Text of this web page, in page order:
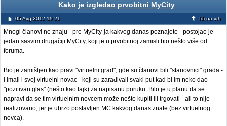
Kako je izgledao prvobitni MyCity
05 Avg 2012 19:21 Idi na vrh
Mnogi članovi ne znaju - pre MyCity-ja kakvog danas poznajete - postojao je
jedan sasvim drugačiji MyCity, koji je u prvobitnoj zamisli bio nešto više od
foruma.
Bio je zamišljen kao pravi "virtuelni grad", gde su članovi bili "stanovnici" grada -
i imali i svoj virtuelni novac - koji su zarađivali svaki put kad bi im neko dao
"pozitivan glas" (nešto kao lajk) za napisanu poruku. Bilo je u planu da se
napravi da se tim virtuelnim novcem može nešto kupiti ili trgovati - ali to nije
realizovano, jer je ubrzo postavljen MC kakvog danas znate (bez virtuelnog
novca).